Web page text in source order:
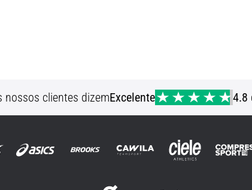
nossos clientes dizemExcelente 4.8